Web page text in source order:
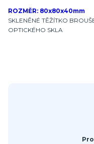
ROZMĚR: 80x80x40mm
SKLENĚNÉ TĚŽÍTKO
OPTICKÉHO SKLA